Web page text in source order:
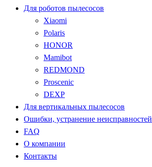
Для роботов пылесосов
Xiaomi
Polaris
HONOR
Mamibot
REDMOND
Proscenic
DEXP
Для вертикальных пылесосов
Ошибки, устранение неисправностей
FAQ
О компании
Контакты